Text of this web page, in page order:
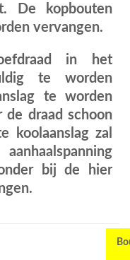
De kopbouten
vervangen.
in het
te worden
te worden
de draad schoon
koolaanslag zal
bij de hier